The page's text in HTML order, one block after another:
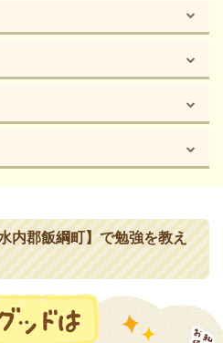
内郡飯綱町】で勉強を教え